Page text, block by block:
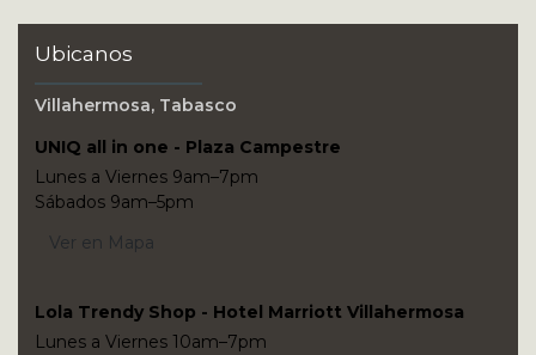
Ubicanos
Villahermosa, Tabasco
UNIQ all in one - Plaza Campestre
Lunes a Viernes 9am–7pm
Sábados 9am–5pm
Ver en Mapa
Lola Trendy Shop - Hotel Marriott Villahermosa
Lunes a Viernes 10am–7pm